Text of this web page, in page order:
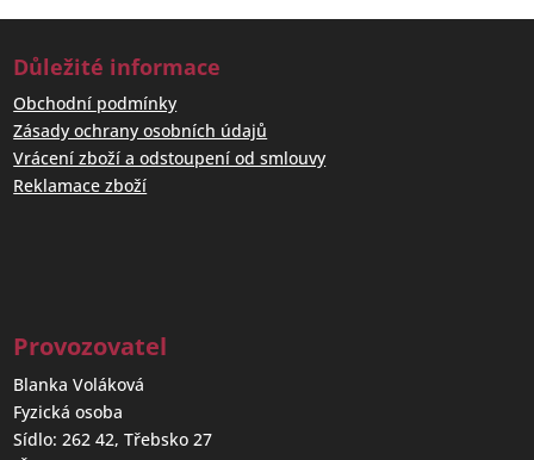
Důležité informace
Obchodní podmínky
Zásady ochrany osobních údajů
Vrácení zboží a odstoupení od smlouvy
Reklamace zboží
Provozovatel
Blanka Voláková
Fyzická osoba
Sídlo: 262 42, Třebsko 27